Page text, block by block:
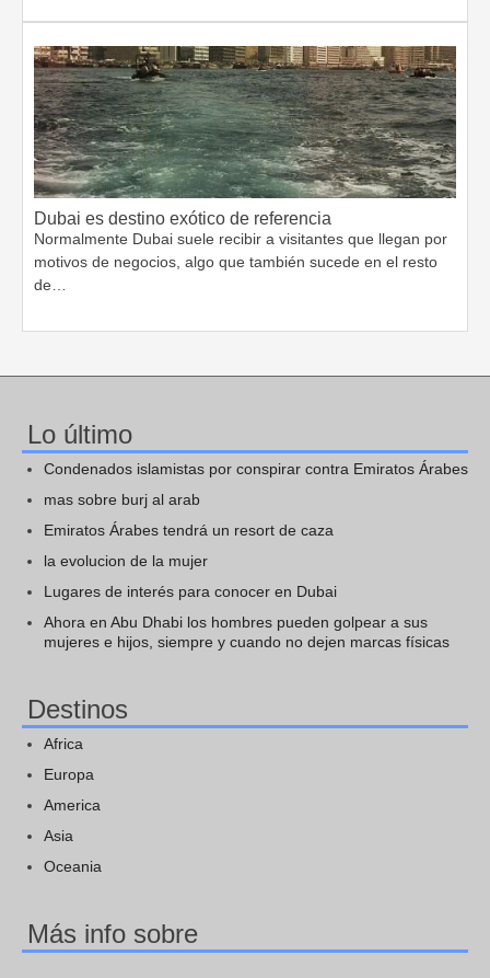
Dubai es destino exótico de referencia
Normalmente Dubai suele recibir a visitantes que llegan por
motivos de negocios, algo que también sucede en el resto
de…
Lo último
Condenados islamistas por conspirar contra Emiratos Árabes
mas sobre burj al arab
Emiratos Árabes tendrá un resort de caza
la evolucion de la mujer
Lugares de interés para conocer en Dubai
Ahora en Abu Dhabi los hombres pueden golpear a sus
mujeres e hijos, siempre y cuando no dejen marcas físicas
Destinos
Africa
Europa
America
Asia
Oceania
Más info sobre